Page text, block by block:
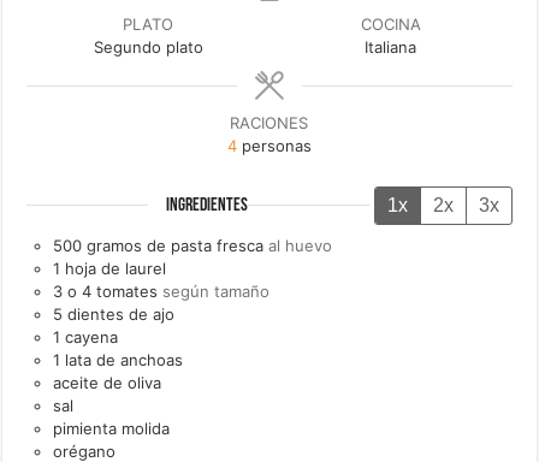
PLATO
Segundo plato
COCINA
Italiana
RACIONES
4 personas
INGREDIENTES 1x 2x 3x
500 gramos de pasta fresca al huevo
1 hoja de laurel
3 o 4 tomates según tamaño
5 dientes de ajo
1 cayena
1 lata de anchoas
aceite de oliva
sal
pimienta molida
orégano